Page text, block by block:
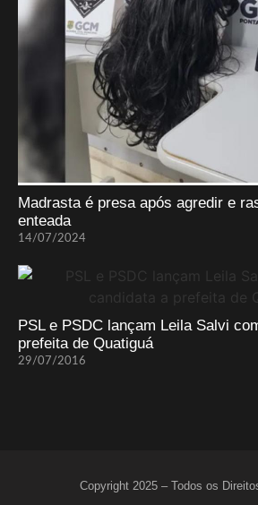
Madrasta é presa após agredir e
enteada
14/07/2024
PSL e PSDC lançam Leila Salvi
prefeita de Quatiguá
29/07/2016
Copyright 2025 – Todos os